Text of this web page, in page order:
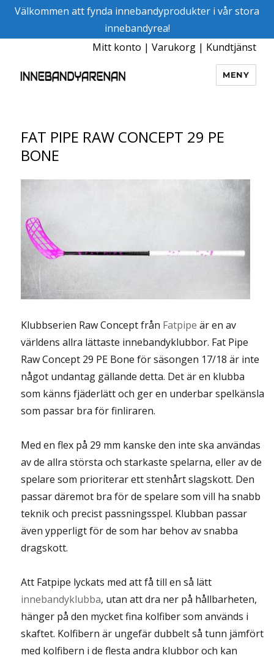
Välkommen att fynda innebandyprodukter i vår stora
innebandyrea!
Mitt konto | Varukorg| Kundtjänst
MENY
FAT PIPE RAW CONCEPT 29 PE
BONE
Klubbserien Raw Concept från Fatpipe är en av
världens allra lättaste innebandyklubbor. Fat Pipe
Raw Concept 29 PE Bone för säsongen 17/18 är inte
något undantag gällande detta. Det är en klubba
som känns fjäderlätt och ger en underbar spelkänsla
som passar bra för finliraren.
Med en flex på 29 mm kanske den inte ska användas
av de allra största och starkaste spelarna, eller av de
spelare som prioriterar ett stenhårt slagskott. Den
passar däremot bra för de spelare som vill ha snabb
teknik och precist passningsspel. Klubban passar
även ypperligt för de som har behov av snabba
dragskott.
Att Fatpipe lyckats med att få till en så lätt
innebandyklubba, utan att dra ner på hållbarheten,
hänger på den mycket fina kolfiber som används i
skaftet. Kolfibern är ungefär dubbelt så tunn jämfört
med kolfibern i de flesta andra klubbor och kan